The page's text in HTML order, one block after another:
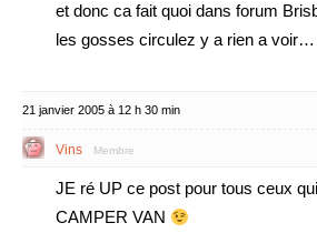
et donc ca fait quoi dans forum
les gosses circulez y a rien a voir…
21 janvier 2005 à 12 h 30 min
Vins Membre
JE ré UP ce post pour tous ceux
CAMPER VAN